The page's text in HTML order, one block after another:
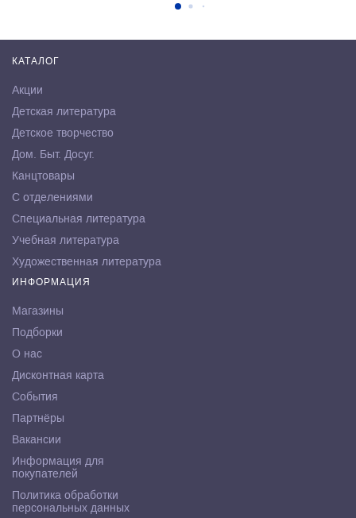
КАТАЛОГ
Акции
Детская литература
Детское творчество
Дом. Быт. Досуг.
Канцтовары
С отделениями
Специальная литература
Учебная литература
Художественная литература
ИНФОРМАЦИЯ
Магазины
Подборки
О нас
Дисконтная карта
События
Партнёры
Вакансии
Информация для
покупателей
Политика обработки
персональных данных